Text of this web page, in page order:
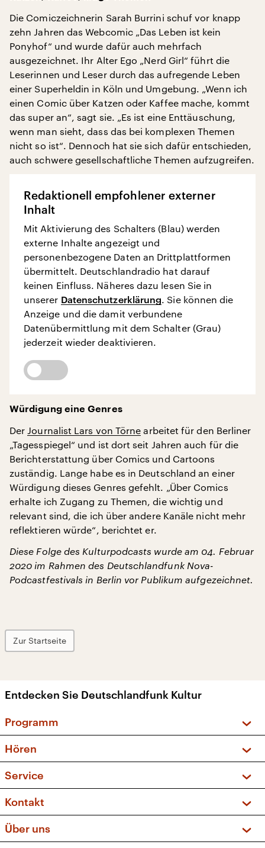
Die Comiczeichnerin Sarah Burrini schuf vor knapp
zehn Jahren das Webcomic „Das Leben ist kein
Ponyhof“ und wurde dafür auch mehrfach
ausgezeichnet. Ihr Alter Ego „Nerd Girl“ führt die
Leserinnen und Leser durch das aufregende Leben
einer Superheldin in Köln und Umgebung. „Wenn ich
einen Comic über Katzen oder Kaffee mache, kommt
das super an“, sagt sie. „Es ist eine Enttäuschung,
wenn man sieht, dass das bei komplexen Themen
nicht so ist“. Dennoch hat sie sich dafür entschieden,
auch schwere gesellschaftliche Themen aufzugreifen.
Redaktionell empfohlener externer
Inhalt
Mit Aktivierung des Schalters (Blau) werden
externe Inhalte angezeigt und
personenbezogene Daten an Drittplattformen
übermittelt. Deutschlandradio hat darauf
keinen Einfluss. Näheres dazu lesen Sie in
unserer Datenschutzerklärung. Sie können die
Anzeige und die damit verbundene
Datenübermittlung mit dem Schalter (Grau)
jederzeit wieder deaktivieren.
Würdigung eine Genres
DerJournalist Lars von Törne arbeitet für den Berliner
„Tagesspiegel“ und ist dort seit Jahren auch für die
Berichterstattung über Comics und Cartoons
zuständig. Lange habe es in Deutschland an einer
Würdigung dieses Genres gefehlt. „Über Comics
erhalte ich Zugang zu Themen, die wichtig und
relevant sind, die ich über andere Kanäle nicht mehr
reflektieren würde“, berichtet er.
Diese Folge des Kulturpodcasts wurde am 04. Februar
2020 im Rahmen des Deutschlandfunk Nova-
Podcastfestivals in Berlin vor Publikum aufgezeichnet.
Zur Startseite
Entdecken Sie Deutschlandfunk Kultur
Programm
Sendungen und Podcasts
Musikliste
Kakadu – Das Kinderprogramm
Hören
Frequenzen (UKW + DAB+)
Service
FAQ
Apps
Newsletter
Kontakt
Social Media
Über uns